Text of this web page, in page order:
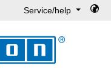
Service/help